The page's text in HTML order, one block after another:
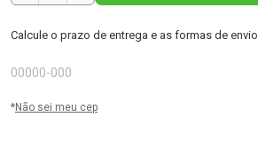
Calcule o prazo de entrega e as formas de envio
*Não sei meu cep